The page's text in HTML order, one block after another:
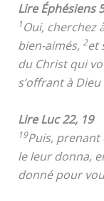
Lire Éphésiens
1Oui, cherchez
bien-aimés, 2et
du Christ qui
s’offrant à
Lire Luc 22, 19
19Puis, prenant
le leur donna,
donné pour